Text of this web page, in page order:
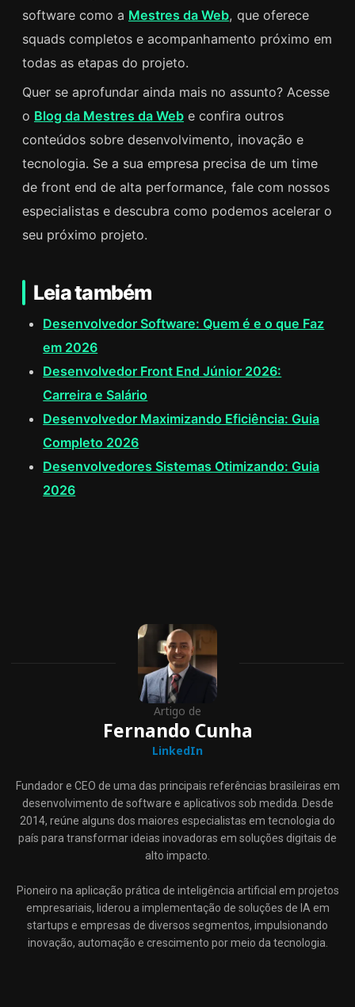
software como a Mestres da Web, que oferece
squads completos e acompanhamento próximo em
todas as etapas do projeto.
Quer se aprofundar ainda mais no assunto? Acesse
o Blog da Mestres da Web e confira outros
conteúdos sobre desenvolvimento, inovação e
tecnologia. Se a sua empresa precisa de um time
de front end de alta performance, fale com nossos
especialistas e descubra como podemos acelerar o
seu próximo projeto.
Leia também
Desenvolvedor Software: Quem é e o que Faz
em 2026
Desenvolvedor Front End Júnior 2026:
Carreira e Salário
Desenvolvedor Maximizando Eficiência: Guia
Completo 2026
Desenvolvedores Sistemas Otimizando: Guia
2026
Artigo de
Fernando Cunha
LinkedIn
Fundador e CEO de uma das principais referências brasileiras em
desenvolvimento de software e aplicativos sob medida. Desde
2014, reúne alguns dos maiores especialistas em tecnologia do
país para transformar ideias inovadoras em soluções digitais de
alto impacto.
Pioneiro na aplicação prática de inteligência artificial em projetos
empresariais, liderou a implementação de soluções de IA em
startups e empresas de diversos segmentos, impulsionando
inovação, automação e crescimento por meio da tecnologia.